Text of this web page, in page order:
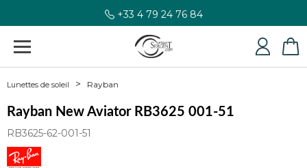
+33 4 79 24 76 84
Lunettes de soleil Rayban
Rayban New Aviator RB3625 001-51
RB3625-62-001-51